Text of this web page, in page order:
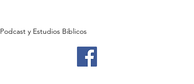
Podcast y Estudios Biblicos